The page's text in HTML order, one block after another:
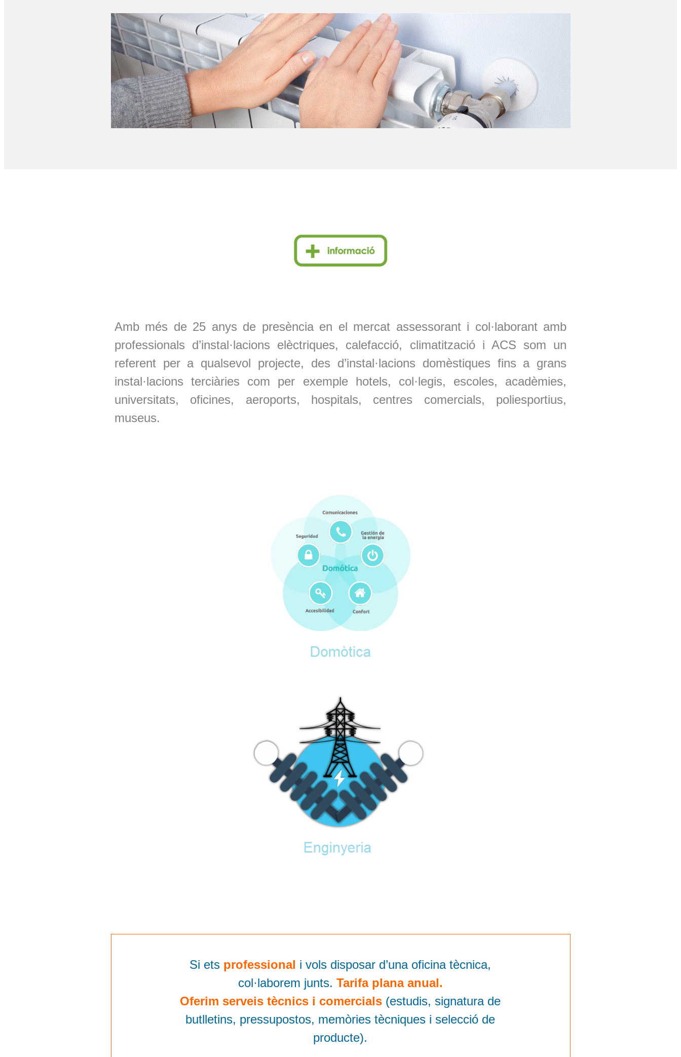
Amb més de 25 anys de presència en el mercat assessorant i col·laborant amb
professionals d’instal·lacions elèctriques, calefacció, climatització i ACS som un
referent per a qualsevol projecte, des d’instal·lacions domèstiques fins a grans
instal·lacions terciàries com per exemple hotels, col·legis, escoles, acadèmies,
universitats, oficines, aeroports, hospitals, centres comercials, poliesportius,
museus.
Si ets professional i vols disposar d’una oficina tècnica,
col·laborem junts. Tarifa plana anual.
Oferim serveis tècnics i comercials (estudis, signatura de
butlletins, pressupostos, memòries tècniques i selecció de
producte).